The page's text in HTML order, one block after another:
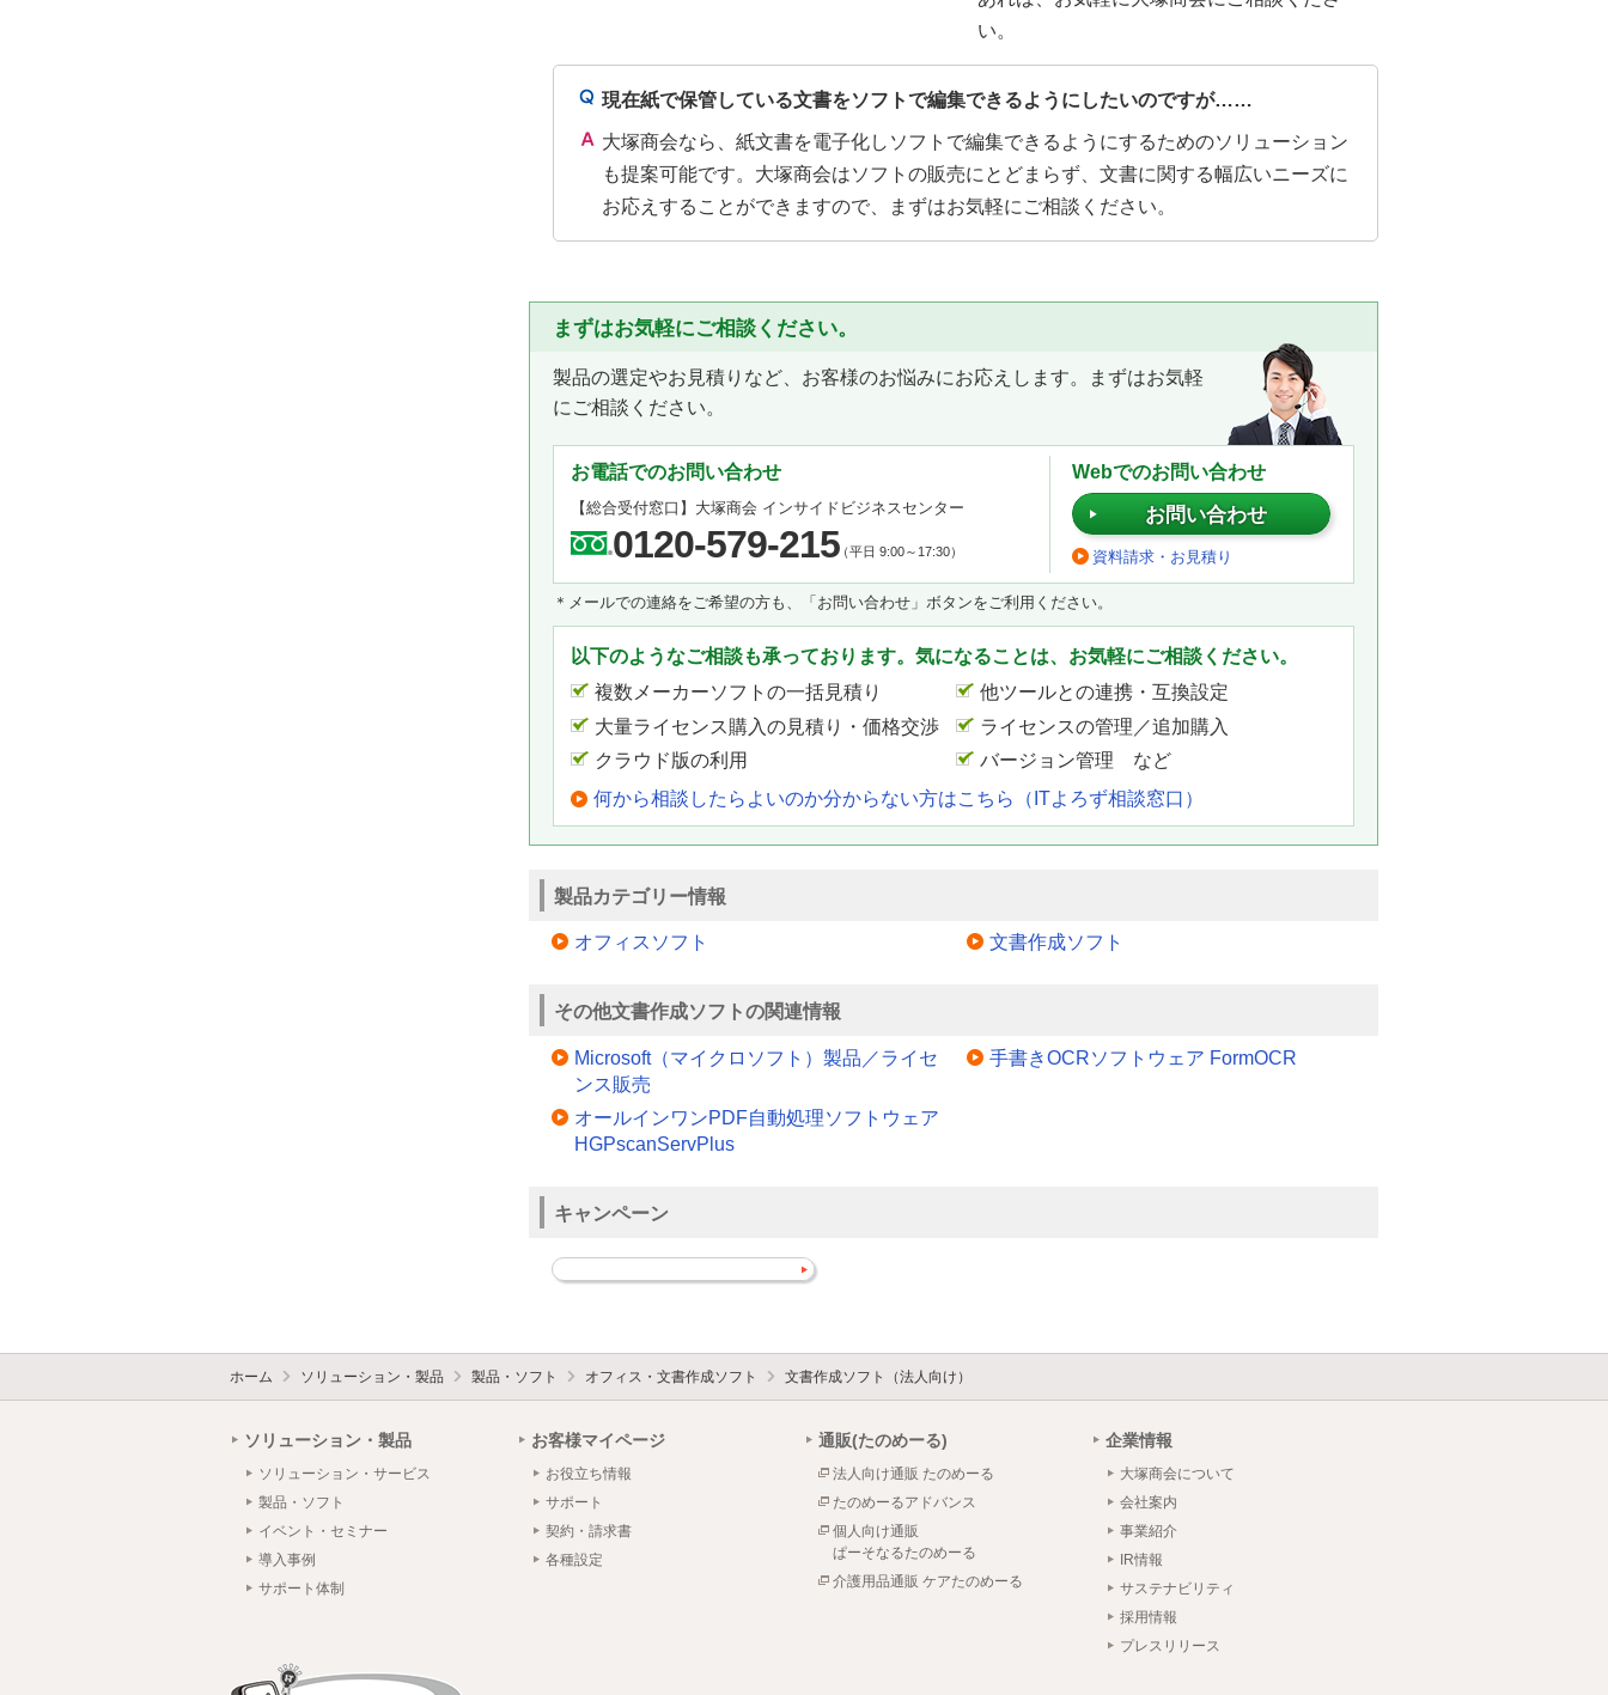
い。
現在紙で保管している文書をソフトで編集できるようにしたいのですが……
大塚商会なら、紙文書を電子化しソフトで編集できるようにするためのソリューション
も提案可能です。大塚商会はソフトの販売にとどまらず、文書に関する幅広いニーズに
お応えすることができますので、まずはお気軽にご相談ください。
まずはお気軽にご相談ください。
製品の選定やお見積りなど、お客様のお悩みにお応えします。まずはお気軽
にご相談ください。
お電話でのお問い合わせ
【総合受付窓口】 大塚商会 インサイドビジネスセンター
0120-579-215（平日 9:00～17:30）
Webでのお問い合わせ
お問い合わせ
資料請求・お見積り
＊メールでの連絡をご希望の方も、「お問い合わせ」ボタンをご利用ください。
以下のようなご相談も承っております。気になることは、お気軽にご相談ください。
複数メーカーソフトの一括見積り
他ツールとの連携・互換設定
大量ライセンス購入の見積り・価格交渉
ライセンスの管理／追加購入
クラウド版の利用
バージョン管理 など
何から相談したらよいのか分からない方はこちら（ITよろず相談窓口）
製品カテゴリー情報
オフィスソフト 文書作成ソフト
その他文書作成ソフトの関連情報
Microsoft（マイクロソフト）製品／ライセ
ンス販売
オールインワンPDF自動処理ソフトウェア
HGPscanServPlus
手書きOCRソフトウェア FormOCR
キャンペーン
ホーム ソリューション・製品 製品・ソフト オフィス・文書作成ソフト 文書作成ソフト（法人向け）
ソリューション・製品
ソリューション・サービス
製品・ソフト
イベント・セミナー
導入事例
サポート体制
お客様マイページ
お役立ち情報
サポート
契約・請求書
各種設定
通販(たのめーる)
法人向け通販 たのめーる
たのめーるアドバンス
個人向け通販
ぱーそなるたのめーる
介護用品通販 ケアたのめーる
企業情報
大塚商会について
会社案内
事業紹介
IR情報
サステナビリティ
採用情報
プレスリリース